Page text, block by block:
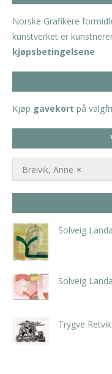
Norske Grafikere
kunstverket er
kjøpsbetingelsene
Kjøp gavekort på
×
Breivik, Anne
Solveig
Solveig
Trygve